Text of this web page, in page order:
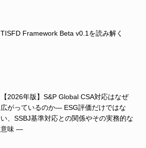
TISFD Framework Beta v0.1を読み解く
【2026年版】S&P Global CSA対応はなぜ
広がっているのか― ESG評価だけではな
い、SSBJ基準対応との関係やその実務的な
意味 ―